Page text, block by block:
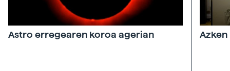
Astro erregearen koroa agerian